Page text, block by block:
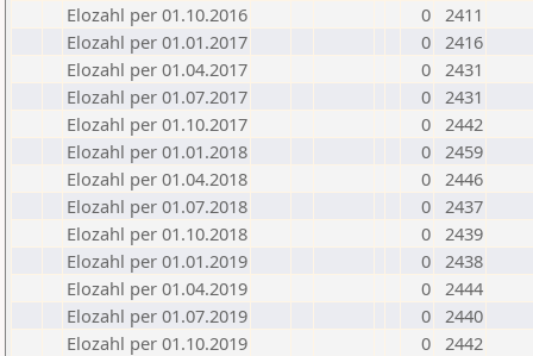
Elozahl per 01.10.2016
0 2411
Elozahl per 01.01.2017
0 2416
Elozahl per 01.04.2017
0 2431
Elozahl per 01.07.2017
0 2431
Elozahl per 01.10.2017
0 2442
Elozahl per 01.01.2018
0 2459
Elozahl per 01.04.2018
0 2446
Elozahl per 01.07.2018
0 2437
Elozahl per 01.10.2018
0 2439
Elozahl per 01.01.2019
0 2438
Elozahl per 01.04.2019
0 2444
Elozahl per 01.07.2019
0 2440
Elozahl per 01.10.2019
0 2442